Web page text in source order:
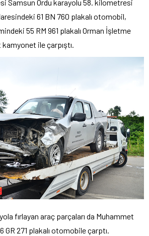
Samsun Ordu karayolu 58. kilometresi
61 BN 760 plakalı otomobil,
55 RM 961 plakalı Orman İşletme
ile çarpıştı.
fırlayan araç parçaları da Muhammet
GR 271 plakalı otomobile çarptı.